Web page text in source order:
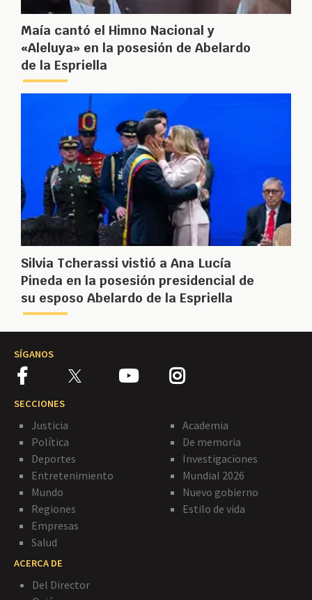
Maía cantó el Himno Nacional y
«Aleluya» en la posesión de Abelardo
de la Espriella
Silvia Tcherassi vistió a Ana Lucía
Pineda en la posesión presidencial de
su esposo Abelardo de la Espriella
SÍGANOS
SECCIONES
Justicia
Política
Deportes
Entretenimiento
Mundo
Regiones
Empresas
Salud
Academia
De memoria
Investigaciones
Mundial 2026
Nuevo gobierno
Estilo de vida
ACERCA DE
Del Director